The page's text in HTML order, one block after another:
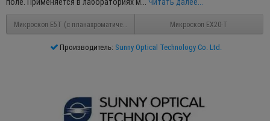
Микроскоп E5Т (с планахроматическими объективами)Микроскоп EX20-T
Производитель: Sunny Optical Technology Co. Ltd.